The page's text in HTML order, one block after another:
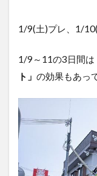
1/9(土)プレ、1/
1/9～11の3日間は
ト」 の効果もあっ